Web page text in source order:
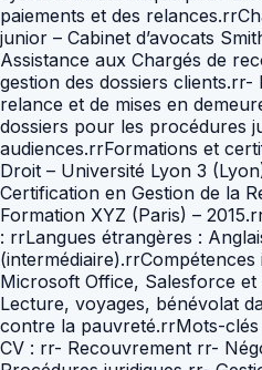
paiements et des
junior – Cabinet d’avocats
Assistance aux Chargés de
gestion des dossiers clients.rr-
relance et de mises en
dossiers pour les procédures
audiences.rrFormations et
Droit – Université Lyon 3
Certification en Gestion de la
Formation XYZ (Paris) –
: rrLangues étrangères :
Microsoft Office, Salesforce et
Lecture, voyages, bénévolat
contre la pauvreté.rrMots-clés
CV : rr- Recouvrement rr-